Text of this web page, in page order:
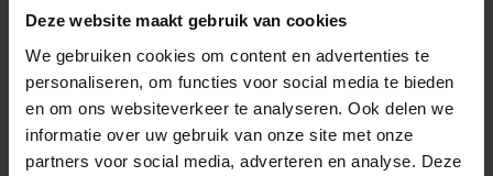
Deze website maakt gebruik van cookies
We gebruiken cookies om content en advertenties te
personaliseren, om functies voor social media te bieden
en om ons websiteverkeer te analyseren. Ook delen we
informatie over uw gebruik van onze site met onze
partners voor social media, adverteren en analyse. Deze
denk je graag mee aan de voorkant
Je hebt veiligheid en kwaliteit op 1 staan en je kunt
goed plannen en organiseren.